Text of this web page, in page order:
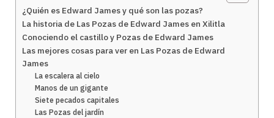
¿Quién es Edward James y qué son las pozas?
La historia de Las Pozas de Edward James en Xilitla
Conociendo el castillo y Pozas de Edward James
Las mejores cosas para ver en Las Pozas de Edward
James
La escalera al cielo
Manos de un gigante
Siete pecados capitales
Las Pozas del jardín